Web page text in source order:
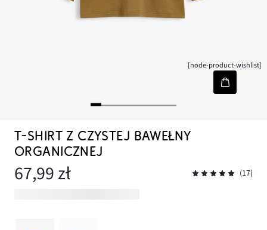
[node-product-wishlist]
T-SHIRT Z CZYSTEJ BAWEŁNY
ORGANICZNEJ
67,99 zł (17)